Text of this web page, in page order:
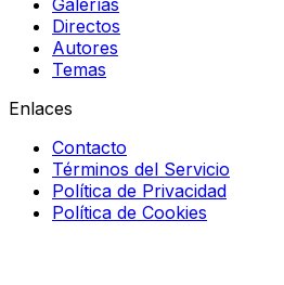
Galerías
Directos
Autores
Temas
Enlaces
Contacto
Términos del Servicio
Política de Privacidad
Política de Cookies